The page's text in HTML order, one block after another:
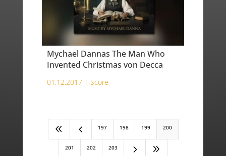
Mychael Dannas The Man Who
Invented Christmas von Decca
01.12.2017 | Score
8 4 197 198 199 200
201 202 203 5 9